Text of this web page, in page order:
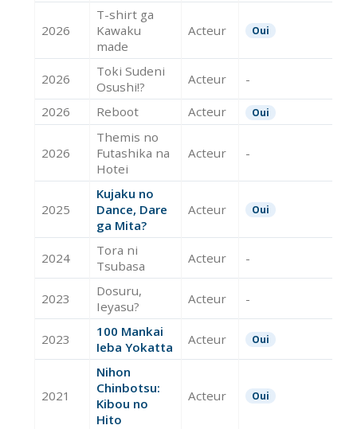
2026
T-shirt ga
Kawaku
made
Acteur Oui
2026
Toki Sudeni
Osushi!?
Acteur -
2026 Reboot Acteur Oui
2026
Themis no
Futashika na
Hotei
Acteur -
2025
Kujaku no
Dance, Dare
ga Mita?
Acteur Oui
2024
Tora ni
Tsubasa
Acteur -
2023
Dosuru,
Ieyasu?
Acteur -
2023
100 Mankai
Ieba Yokatta
Acteur Oui
2021
Nihon
Chinbotsu:
Kibou no
Hito
Acteur Oui